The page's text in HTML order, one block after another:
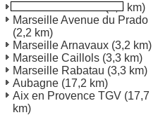
(1,6 km)
Marseille Avenue du Prado
(2,2 km)
Marseille Arnavaux (3,2 km)
Marseille Caillols (3,3 km)
Marseille Rabatau (3,3 km)
Aubagne (17,2 km)
Aix en Provence TGV (17,7
km)